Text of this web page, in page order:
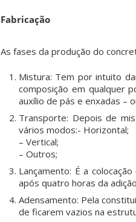
Fabricação
As fases da produção do
Mistura: Tem por intuito
composição em qualquer
auxílio de pás e enxadas –
Transporte: Depois de
vários modos:- Horizontal;
– Vertical;
– Outros;
Lançamento: É a
após quatro horas da
Adensamento: Pela
de ficarem vazios na